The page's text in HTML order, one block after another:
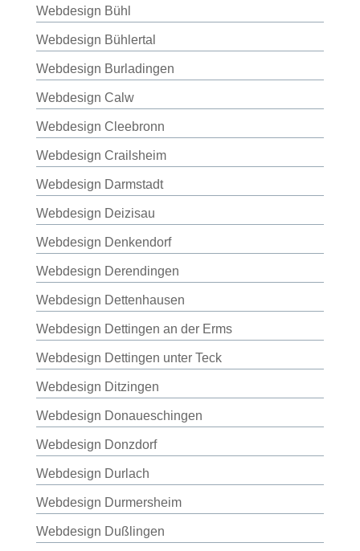
Webdesign Bühl
Webdesign Bühlertal
Webdesign Burladingen
Webdesign Calw
Webdesign Cleebronn
Webdesign Crailsheim
Webdesign Darmstadt
Webdesign Deizisau
Webdesign Denkendorf
Webdesign Derendingen
Webdesign Dettenhausen
Webdesign Dettingen an der Erms
Webdesign Dettingen unter Teck
Webdesign Ditzingen
Webdesign Donaueschingen
Webdesign Donzdorf
Webdesign Durlach
Webdesign Durmersheim
Webdesign Dußlingen